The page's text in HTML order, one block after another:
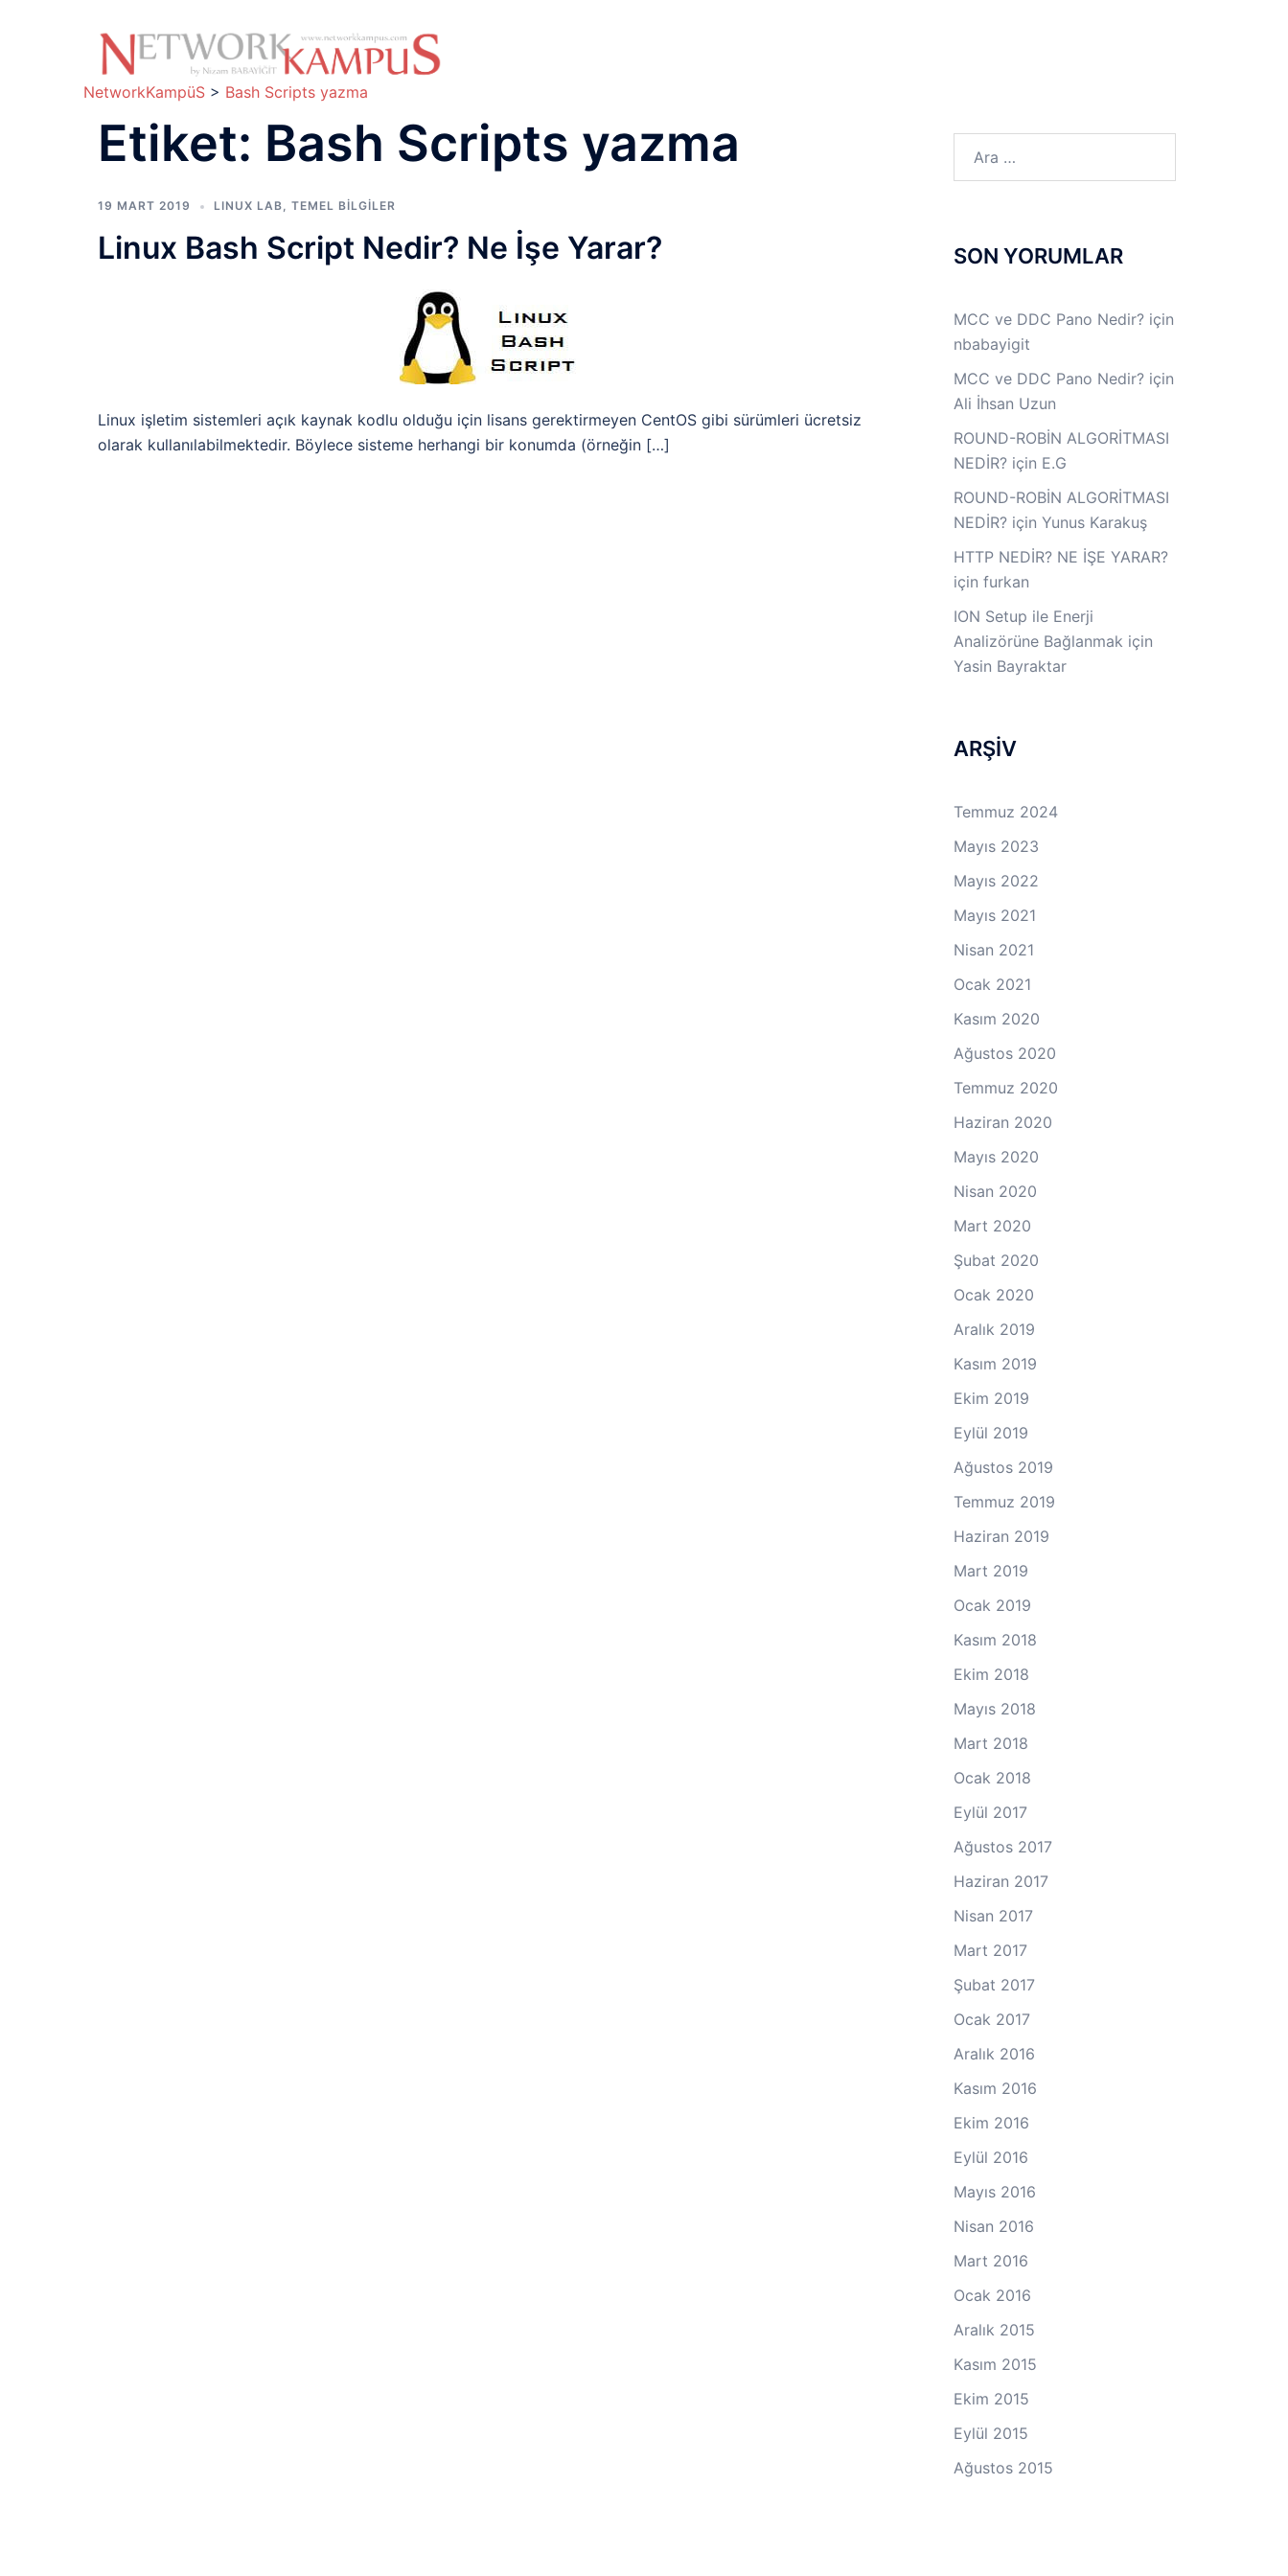
NetworkKampüS > Bash Scripts yazma
Etiket: Bash Scripts yazma
19 MART 2019 LINUX LAB, TEMEL BİLGİLER
Linux Bash Script Nedir? Ne İşe Yarar?
Linux işletim sistemleri açık kaynak kodlu olduğu için lisans gerektirmeyen CentOS gibi sürümleri ücretsiz
olarak kullanılabilmektedir. Böylece sisteme herhangi bir konumda (örneğin […]
SON YORUMLAR
MCC ve DDC Pano Nedir?için
nbabayigit
MCC ve DDC Pano Nedir?için
Ali İhsan Uzun
ROUND-ROBİN ALGORİTMASI
NEDİR?için E.G
ROUND-ROBİN ALGORİTMASI
NEDİR?için Yunus Karakuş
HTTP NEDİR? NE İŞE YARAR?
için furkan
ION Setup ile Enerji
Analizörüne Bağlanmak için
Yasin Bayraktar
ARŞİV
Temmuz 2024
Mayıs 2023
Mayıs 2022
Mayıs 2021
Nisan 2021
Ocak 2021
Kasım 2020
Ağustos 2020
Temmuz 2020
Haziran 2020
Mayıs 2020
Nisan 2020
Mart 2020
Şubat 2020
Ocak 2020
Aralık 2019
Kasım 2019
Ekim 2019
Eylül 2019
Ağustos 2019
Temmuz 2019
Haziran 2019
Mart 2019
Ocak 2019
Kasım 2018
Ekim 2018
Mayıs 2018
Mart 2018
Ocak 2018
Eylül 2017
Ağustos 2017
Haziran 2017
Nisan 2017
Mart 2017
Şubat 2017
Ocak 2017
Aralık 2016
Kasım 2016
Ekim 2016
Eylül 2016
Mayıs 2016
Nisan 2016
Mart 2016
Ocak 2016
Aralık 2015
Kasım 2015
Ekim 2015
Eylül 2015
Ağustos 2015